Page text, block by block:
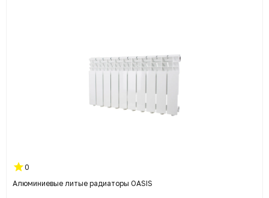
0
Алюминиевые литые радиаторы OASIS